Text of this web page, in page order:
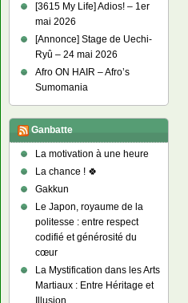
[3615 My Life] Adios! – 1er
mai 2026
[Annonce] Stage de Uechi-
Ryû – 24 mai 2026
Afro ON HAIR – Afro’s
Sumomania
Ganbatte
La motivation à une heure
La chance ! 🍀
Gakkun
Le Japon, royaume de la
politesse : entre respect
codifié et générosité du
cœur
La Mystification dans les Arts
Martiaux : Entre Héritage et
Illusion